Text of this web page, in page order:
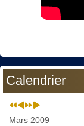
Calendrier
Mars 2009